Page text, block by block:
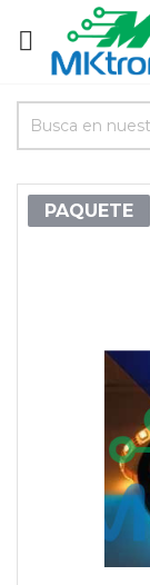

PAQUETE